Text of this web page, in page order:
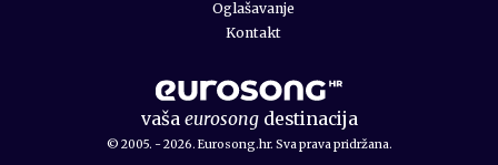
vaša eurosongdestinacija
© 2005. - 2026. Eurosong.hr. Sva prava pridržana.
Oglašavanje
Kontakt